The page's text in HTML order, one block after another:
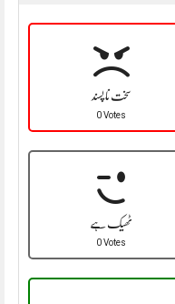
سخت نا پسند
0 Votes
ٹھیک ہے
0 Votes